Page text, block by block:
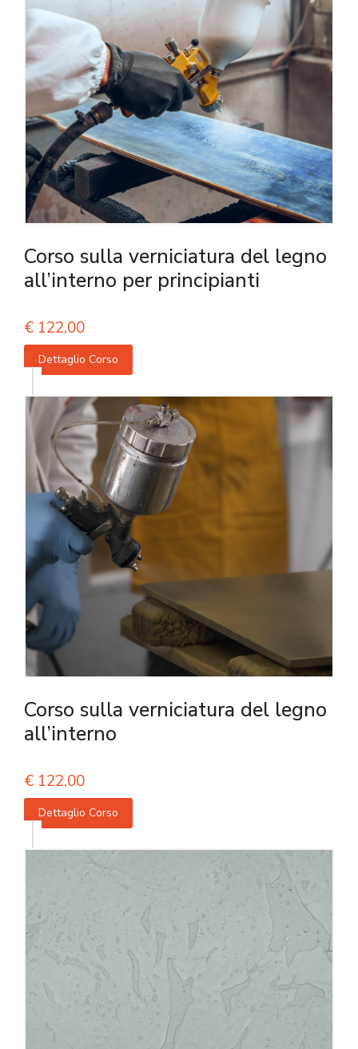
Corso sulla verniciatura del legno
all’interno per principianti
€ 122,00
Dettaglio Corso
Corso sulla verniciatura del legno
all’interno
€ 122,00
Dettaglio Corso